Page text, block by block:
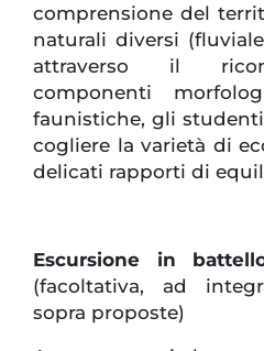
comprensione del
naturali diversi
attraverso il
componenti
faunistiche, gli
cogliere la varietà di
delicati rapporti di
Escursione in
(facoltativa, ad
sopra proposte)